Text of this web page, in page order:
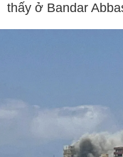
thấy ở Bandar